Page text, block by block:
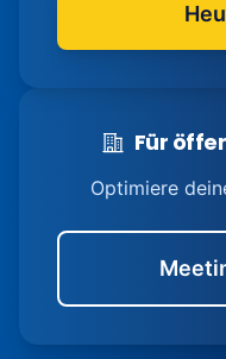
Für
Optimiere